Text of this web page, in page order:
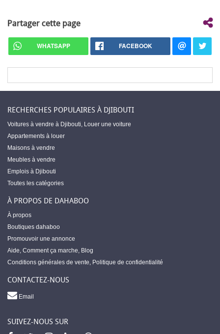
Partager cette page
WHATSAPP FACEBOOK
RECHERCHES POPULAIRES À DJIBOUTI
Voitures à vendre à Djibouti, Louer une voiture
Appartements à louer
Maisons à vendre
Meubles à vendre
Emplois à Djibouti
Toutes les catégories
À PROPOS DE DAHABOO
À propos
Boutiques dahaboo
Promouvoir une annonce
Aide, Comment ça marche, Blog
Conditions générales de vente, Politique de confidentialité
CONTACTEZ-NOUS
Email
SUIVEZ-NOUS SUR